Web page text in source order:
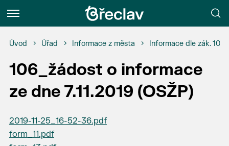
Menu
Úvod Úřad Informace z města Informace dle zák.
106_žádost o informace
ze dne 7.11.2019 (OSŽP)
2019-11-25_16-52-36.pdf
form_11.pdf